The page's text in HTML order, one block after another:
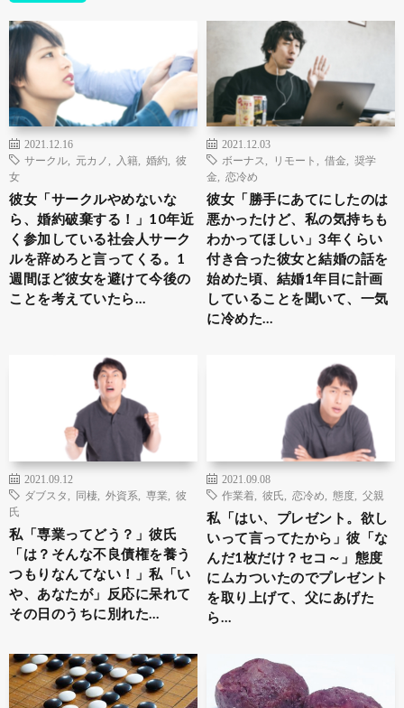
2021.12.16
サークル
元カノ 入籍 婚約
彼
女
彼女「サークルやめないな
ら、婚約破棄する！」10年近
く参加している社会人サーク
ルを辞めろと言ってくる。1
週間ほど彼女を避けて今後の
ことを考えていたら…
2021.12.03
ボーナス
リモート 借金
奨学
金
恋冷め
彼女「勝手にあてにしたのは
悪かったけど、私の気持ちも
わかってほしい」3年くらい
付き合った彼女と結婚の話を
始めた頃、結婚1年目に計画
していることを聞いて、一気
に冷めた…
2021.09.12
ダブスタ
同棲 外資系 専業
彼
氏
私「専業ってどう？」彼氏
「は？そんな不良債権を養う
つもりなんてない！」私「い
や、あなたが」反応に呆れて
その日のうちに別れた…
2021.09.08
作業着
彼氏 恋冷め 態度 父親
私「はい、プレゼント。欲し
いって言ってたから」彼「な
んだ1枚だけ？セコ～」態度
にムカついたのでプレゼント
を取り上げて、父にあげた
ら…